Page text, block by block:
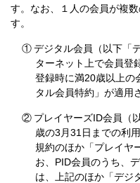
す。なお、１人の会員が複
す。
①デジタル会員（以下「
ターネット上で会員登
登録時に満20歳以上の
タル会員特約」が適用
② プレイヤーズID会員（
歳の3月31日までの利
規約のほか「プレイヤ
お、PID会員のうち、
は、上記のほか「デジ